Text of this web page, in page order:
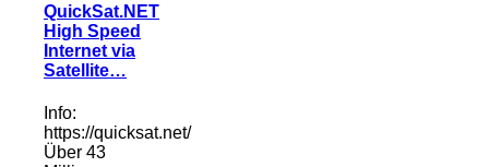
QuickSat.NET
High Speed
Internet via
Satellite…
Info:
https://quicksat.net/
Über 43